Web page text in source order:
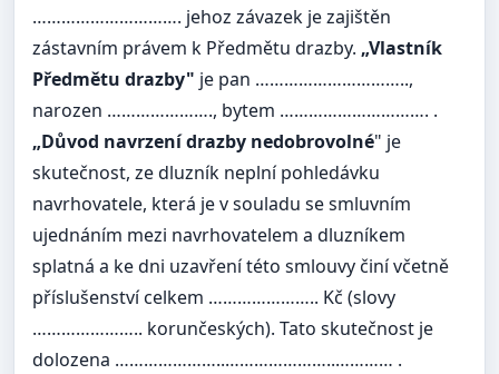
…………………………. jehoz závazek je zajištěn
zástavním právem k Předmětu drazby. „Vlastník
Předmětu drazby" je pan …………………………..,
narozen …………………., bytem …………………………. .
„Důvod navrzení drazby nedobrovolné" je
skutečnost, ze dluzník neplní pohledávku
navrhovatele, která je v souladu se smluvním
ujednáním mezi navrhovatelem a dluzníkem
splatná a ke dni uzavření této smlouvy činí včetně
příslušenství celkem ………………….. Kč (slovy
………………….. korunčeských). Tato skutečnost je
dolozena …………………..…………………..………… .